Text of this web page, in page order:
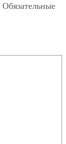
Обязательные